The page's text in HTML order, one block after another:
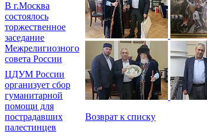
В г.Москва
состоялось
торжественное
заседание
Межрелигиозного
совета России
ЦДУМ России
организует сбор
гуманитарной
помощи для
пострадавших
палестинцев
Возврат к списку